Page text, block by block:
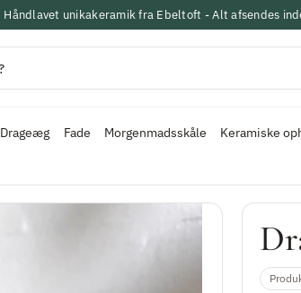
Håndlavet unikakeramik fra Ebeltoft - Alt afsendes
Drageæg Fade Morgenmadsskåle Keramiske